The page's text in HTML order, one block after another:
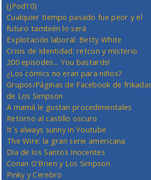
(jPod10)
Cualquier tiempo pasado fue peor y el
futuro también lo será
Explotación laboral: Betty White
Crisis de Identidad: retcon y misterio
200 episodes... You bastards!
¿Los cómics no eran para niños?
Grupos/Páginas de Facebook de frikadas
de Los Simpson
A mamá le gustan procedimentales
Retorno al castillo oscuro
It´s always sunny in Youtube
The Wire: la gran serie americana
Día de los Santos Inocentes
Conan O'Brien y Los Simpson
Pinky y Cerebro